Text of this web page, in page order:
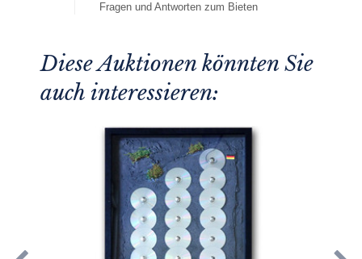
Fragen und Antworten zum Bieten
Diese Auktionen könnten Sie
auch interessieren: